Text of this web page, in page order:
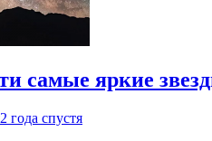
самые яркие
2 года спустя